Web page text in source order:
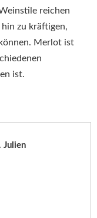
reichen
zu kräftigen,
Merlot ist
ist.
Julien